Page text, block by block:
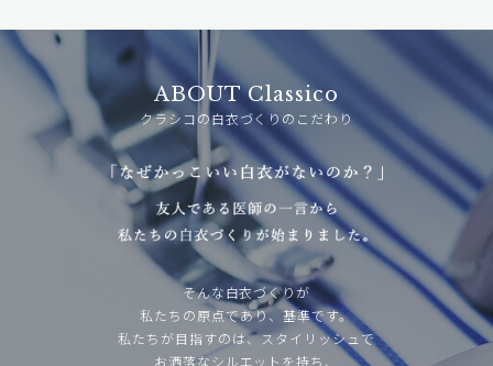
ABOUT Classico
クラシコの白衣づくりのこだわり
そんな白衣づくりが
私たちの原点であり、基準です。
私たちが目指すのは、スタイリッシュで
お洒落なシルエットを持ち、